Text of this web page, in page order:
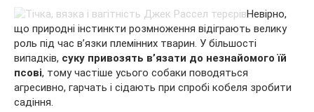
Невірно,
що природні інстинкти розмноження відіграють велику
роль під час в’язки племінних тварин. У більшості
випадків, суку привозять в’язати до незнайомого їй
псові, тому частіше усього собаки поводяться
агресивно, гарчать і сідають при спробі кобеля зробити
садіння.